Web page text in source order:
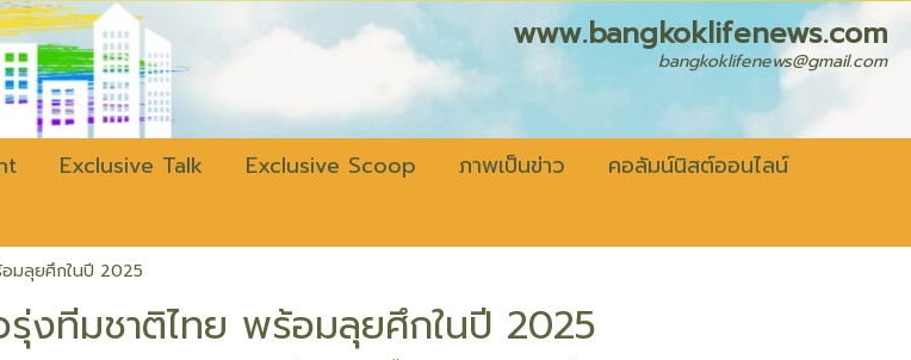
bangkoklifenews@gmail.com
Exclusive Talk Exclusive Scoop ภาพเป็นข่าว
คอลัมน์นิสต์ออนไลน์
มลุยศึกในปี 2025
ทีมชาติไทย พร้อมลุยศึกในปี 2025